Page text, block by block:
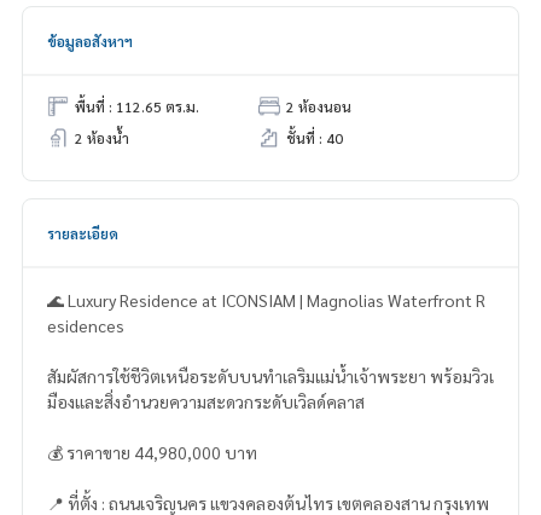
ข้อมูลอสังหาฯ
พื้นที่ : 112.65 ตร.ม.
2 ห้องนอน
2 ห้องน้ำ
ชั้นที่ : 40
รายละเอียด
🌊 Luxury Residence at ICONSIAM | Magnolias Waterfront R
esidences
สัมผัสการใช้ชีวิตเหนือระดับบนทำเลริมแม่น้ำเจ้าพระยา พร้อมวิวเ
มืองและสิ่งอำนวยความสะดวกระดับเวิลด์คลาส
💰 ราคาขาย 44,980,000 บาท
📍 ที่ตั้ง : ถนนเจริญนคร แขวงคลองต้นไทร เขตคลองสาน กรุงเทพ